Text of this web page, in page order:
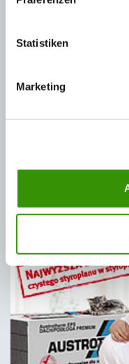
Statistiken
Marketing
Perymetryczny
Szary styropian o